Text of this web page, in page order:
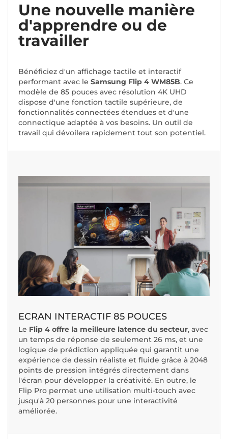
Une nouvelle manière
d'apprendre ou de
travailler
Bénéficiez d'un affichage tactile et interactif
performant avec le Samsung Flip 4 WM85B. Ce
modèle de 85 pouces avec résolution 4K UHD
dispose d'une fonction tactile supérieure, de
fonctionnalités connectées étendues et d'une
connectique adaptée à vos besoins. Un outil de
travail qui dévoilera rapidement tout son potentiel.
ECRAN INTERACTIF 85 POUCES
Le Flip 4 offre la meilleure latence du secteur, avec
un temps de réponse de seulement 26 ms, et une
logique de prédiction appliquée qui garantit une
expérience de dessin réaliste et fluide grâce à 2048
points de pression intégrés directement dans
l'écran pour développer la créativité. En outre, le
Flip Pro permet une utilisation multi-touch avec
jusqu'à 20 personnes pour une interactivité
améliorée.